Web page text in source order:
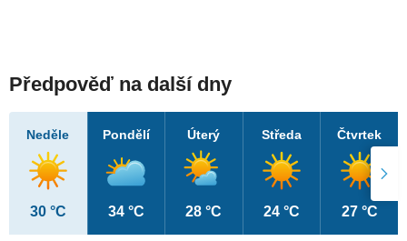
Předpověď na další dny
Neděle
30 °C
Pondělí
34 °C
Úterý
28 °C
Středa
24 °C
Čtvrtek
27 °C